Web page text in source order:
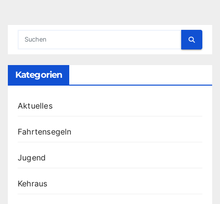
Kategorien
Aktuelles
Fahrtensegeln
Jugend
Kehraus